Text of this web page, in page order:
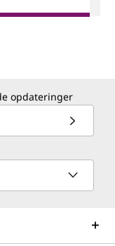
opdateringer